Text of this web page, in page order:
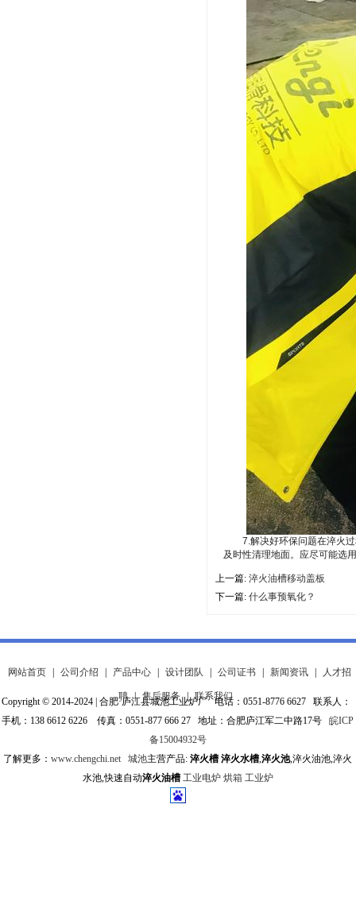
7.解决好环保问题在淬火过
及时性清理地面。应尽可能选
上一篇: 淬火油槽移动盖板
下一篇: 什么事预氧化？
网站首页 公司介绍 产品中心 设计团队 公司证书 新闻资讯 人才招
聘 | 售后服务 | 联系我们
Copyright © 2014-2024 | 合肥·庐江县城池工业炉厂 电话：0551-8776 6627 联系人：
手机：138 6612 6226 传真：0551-877 666 27 地址：合肥庐江军二中路17号皖ICP
备15004932号
了解更多：www.chengchi.net 城池主营产品:淬火槽 淬火水槽,淬火池,淬火油池,淬火
水池,快速自动淬火油槽 工业电炉 烘箱 工业炉